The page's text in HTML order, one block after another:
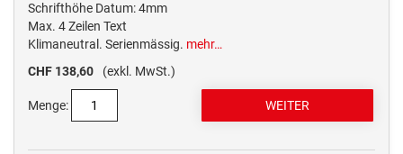
Schrifthöhe Datum: 4mm
Max. 4 Zeilen Text
Klimaneutral. Serienmässig. mehr…
CHF 138,60
(exkl. MwSt.)
Menge: